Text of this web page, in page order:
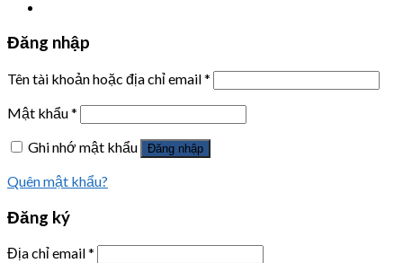
Đăng nhập
Tên tài khoản hoặc địa chỉ email*
Mật khẩu*
Ghi nhớ mật khẩu
Đăng nhập
Quên mật khẩu?
Đăng ký
Địa chỉ email*